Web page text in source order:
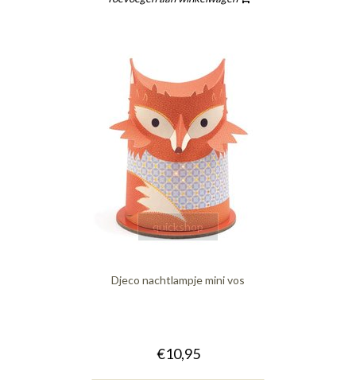
quickshop
Djeco nachtlampje mini vos
€10,95